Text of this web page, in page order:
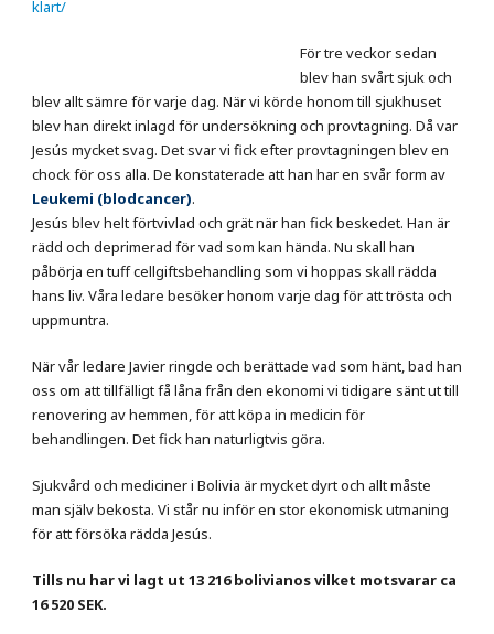
klart/
För tre veckor sedan
blev han svårt sjuk och
blev allt sämre för varje dag. När vi körde honom till sjukhuset
blev han direkt inlagd för undersökning och provtagning. Då var
Jesús mycket svag. Det svar vi fick efter provtagningen blev en
chock för oss alla. De konstaterade att han har en svår form av
Leukemi (blodcancer).
Jesús blev helt förtvivlad och grät när han fick beskedet. Han är
rädd och deprimerad för vad som kan hända. Nu skall han
påbörja en tuff cellgiftsbehandling som vi hoppas skall rädda
hans liv. Våra ledare besöker honom varje dag för att trösta och
uppmuntra.
När vår ledare Javier ringde och berättade vad som hänt, bad han
oss om att tillfälligt få låna från den ekonomi vi tidigare sänt ut till
renovering av hemmen, för att köpa in medicin för
behandlingen. Det fick han naturligtvis göra.
Sjukvård och mediciner i Bolivia är mycket dyrt och allt måste
man själv bekosta. Vi står nu inför en stor ekonomisk utmaning
för att försöka rädda Jesús.
Tills nu har vi lagt ut 13 216 bolivianos vilket motsvarar ca
16 520 SEK.